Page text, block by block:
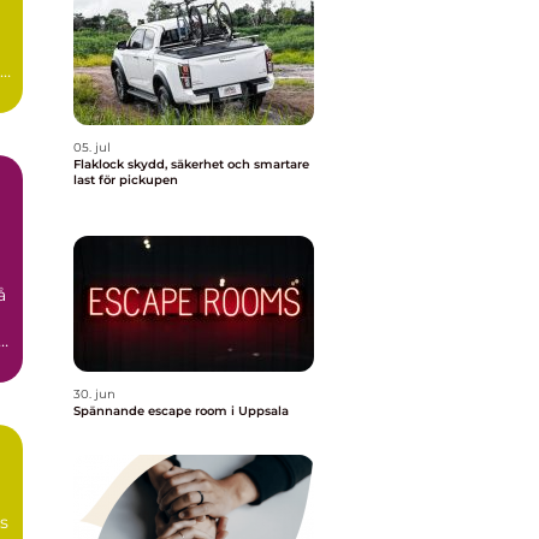
05. jul
Flaklock skydd, säkerhet och smartare
last för pickupen
30. jun
Spännande escape room i Uppsala